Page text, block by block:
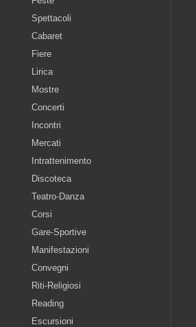
Spettacoli
Cabaret
Fiere
Lirica
Mostre
Concerti
Incontri
Mercati
Intrattenimento
Discoteca
Teatro-Danza
Corsi
Gare-Sportive
Manifestazioni
Convegni
Riti-Religiosi
Reading
Escursioni